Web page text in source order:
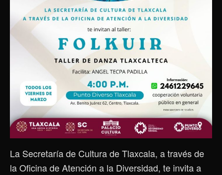
La Secretaría de Cultura de Tlaxcala, a través de
la Oficina de Atención a la Diversidad, te invita a